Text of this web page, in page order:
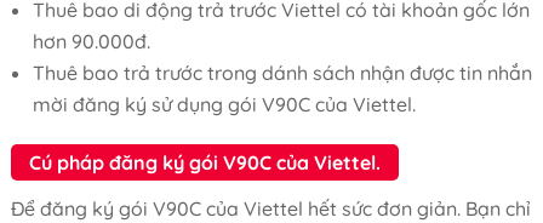
Thuê bao di động trả trước Viettel có tài khoản gốc lớn
hơn 90.000đ.
Thuê bao trả trước trong dánh sách nhận được tin nhắn
mời đăng ký sử dụng gói V90C của Viettel.
Cú pháp đăng ký gói V90C của Viettel.
Để đăng ký gói V90C của Viettel hết sức đơn giản. Bạn chỉ